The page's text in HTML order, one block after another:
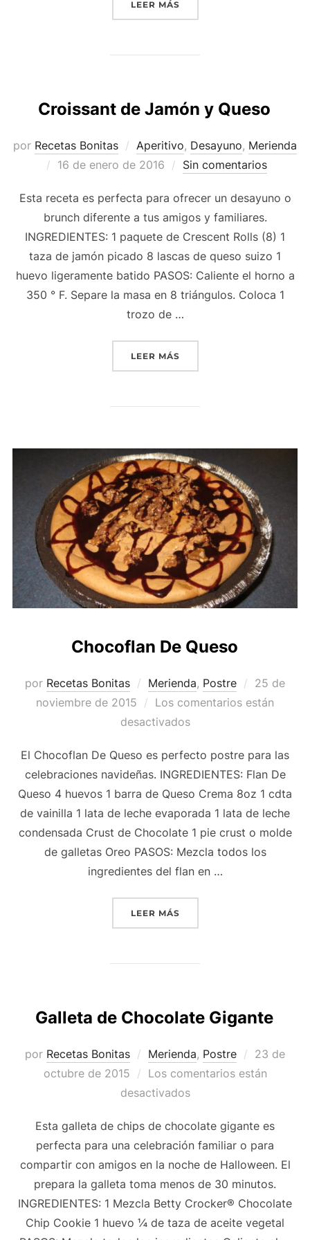
LEER MÁS«BOLITAS DE CHOCOLATE
Croissant de Jamón y Queso
por Recetas Bonitas Aperitivo, Desayuno, Merienda
Publicado
16 de enero de 2016 Sin comentarios
Esta receta es perfecta para ofrecer un desayuno o
brunch diferente a tus amigos y familiares.
INGREDIENTES: 1 paquete de Crescent Rolls (8) 1
taza de jamón picado 8 lascas de queso suizo 1
huevo ligeramente batido PASOS: Caliente el horno a
350 ° F. Separe la masa en 8 triángulos. Coloca 1
trozo de …
LEER MÁS«CROISSANT DE JAMÓN Y
Chocoflan De Queso
por Recetas Bonitas Merienda, Postre
Publicado
el
25 de
noviembre de 2015
Los comentarios están
desactivados
El Chocoflan De Queso es perfecto postre para las
celebraciones navideñas. INGREDIENTES: Flan De
Queso 4 huevos 1 barra de Queso Crema 8oz 1 cdta
de vainilla 1 lata de leche evaporada 1 lata de leche
condensada Crust de Chocolate 1 pie crust o molde
de galletas Oreo PASOS: Mezcla todos los
ingredientes del flan en …
LEER MÁS«CHOCOFLAN DE QUESO»
Galleta de Chocolate Gigante
por Recetas Bonitas Merienda, Postre
Publicado
el
23 de
octubre de 2015
Los comentarios están
desactivados
Esta galleta de chips de chocolate gigante es
perfecta para una celebración familiar o para
compartir con amigos en la noche de Halloween. El
prepara la galleta toma menos de 30 minutos.
INGREDIENTES: 1 Mezcla Betty Crocker® Chocolate
Chip Cookie 1 huevo ¼ de taza de aceite vegetal